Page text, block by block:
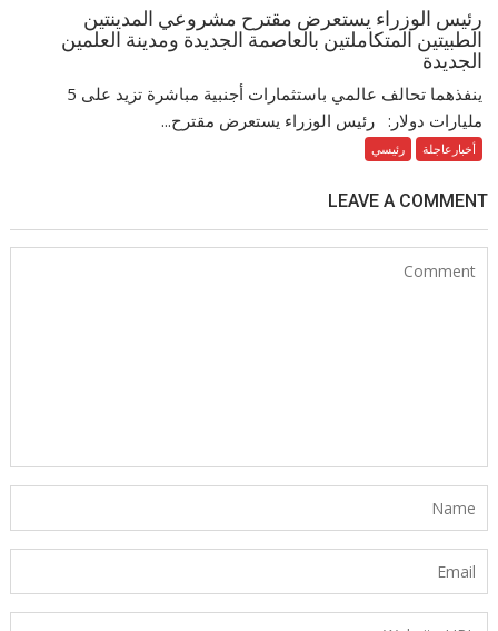
رئيس الوزراء يستعرض مقترح مشروعي المدينتين
الطبيتين المتكاملتين بالعاصمة الجديدة ومدينة العلمين
الجديدة
ينفذهما تحالف عالمي باستثمارات أجنبية مباشرة تزيد على 5
مليارات دولار: رئيس الوزراء يستعرض مقترح...
أخبارعاجلة رئيسي
LEAVE A COMMENT